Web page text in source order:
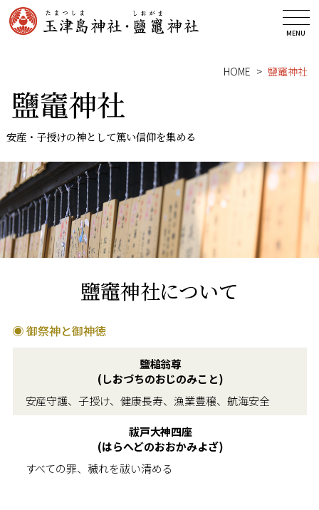
MENU
玉津島神社
御祈祷
授与品
神前結婚式
お知らせ
みどころ
お問い合わせ
HOME 鹽竈神社
鹽竈神社
安産・子授けの神として篤い信仰を集める
鹽竈神社について
◉ 御祭神と御神徳
鹽槌翁尊
(しおづちのおじのみこと)
安産守護、子授け、健康長寿、漁業豊穣、航海安全
祓戸大神四座
(はらへどのおおかみよざ)
すべての罪、穢れを祓い清める